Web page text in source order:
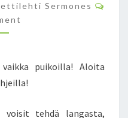
Sermones
puikoilla! Aloita
voisit tehdä langasta,